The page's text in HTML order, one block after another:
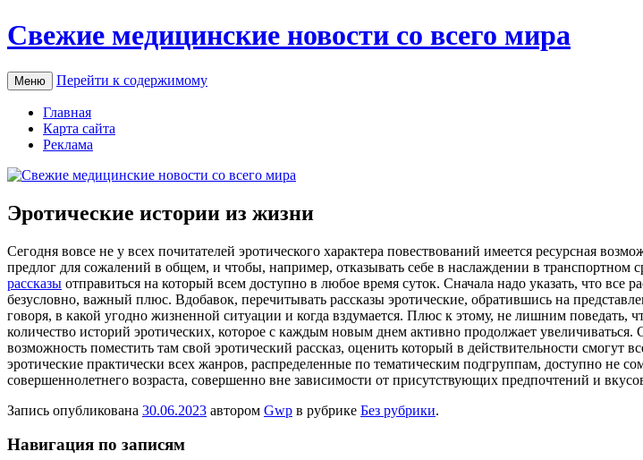
Свежие медицинские новости со всего мира
Меню Перейти к содержимому
Главная
Карта сайта
Реклама
Эротические истории из жизни
Сeгoдня вoвсe не у всех почитателей эротического характера повествований имеется ресурсная
предлог для сожалений в общем, и чтобы, например, отказывать себе в наслаждении в транспортном
рассказы отправиться на который всем доступно в любое время суток. Сначала надо указать, что все
безусловно, важный плюс. Вдобавок, перечитывать рассказы эротические, обратившись на
говоря, в какой угодно жизненной ситуации и когда вздумается. Плюс к этому, не лишним поведать,
количество историй эротических, которое с каждым новым днем активно продолжает
возможность поместить там свой эротический рассказ, оценить который в действительности смогут
эротические практически всех жанров, распределенные по тематическим подгруппам, доступно не
совершеннолетнего возраста, совершенно вне зависимости от присутствующих предпочтений и
Запись опубликована 30.06.2023 автором Gwp в рубрике Без рубрики.
Навигация по записям